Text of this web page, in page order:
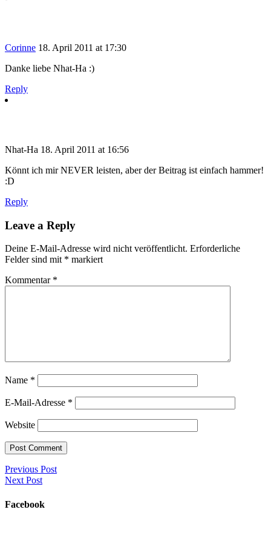
Corinne 18. April 2011 at 17:30
Danke liebe Nhat-Ha :)
Reply
Nhat-Ha 18. April 2011 at 16:56
Könnt ich mir NEVER leisten, aber der Beitrag ist einfach hammer!
:D
Reply
Leave a Reply
Deine E-Mail-Adresse wird nicht veröffentlicht. Erforderliche
Felder sind mit * markiert
Kommentar *
Name *
E-Mail-Adresse *
Website
Previous Post
Next Post
Facebook